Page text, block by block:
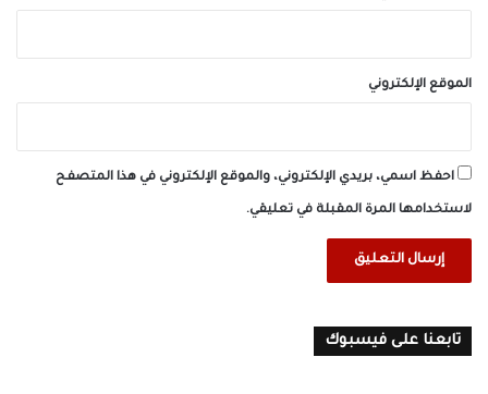
الموقع الإلكتروني
احفظ اسمي، بريدي الإلكتروني، والموقع الإلكتروني في هذا المتصفح
لاستخدامها المرة المقبلة في تعليقي.
تابعنا على فيسبوك